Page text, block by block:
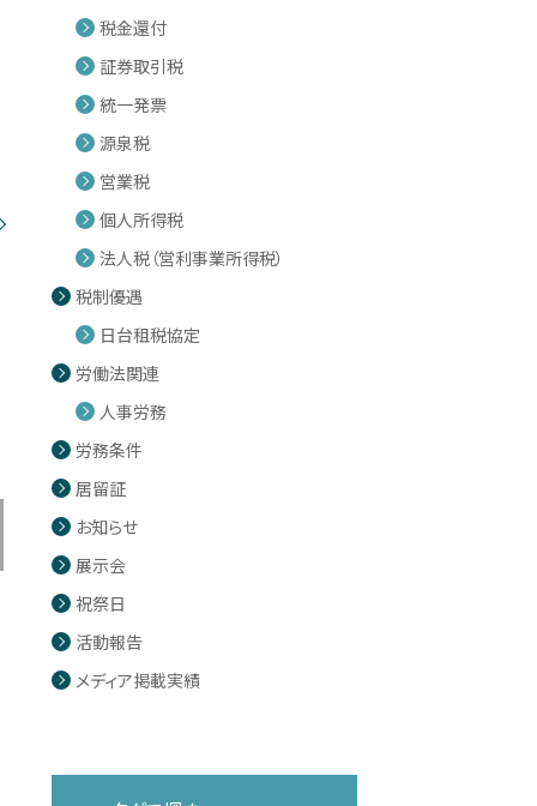
税金還付
証券取引税
統一発票
源泉税
営業税
個人所得税
法人税（営利事業所得税）
税制優遇
日台租税協定
労働法関連
人事労務
労務条件
居留証
お知らせ
展示会
祝祭日
活動報告
メディア掲載実績